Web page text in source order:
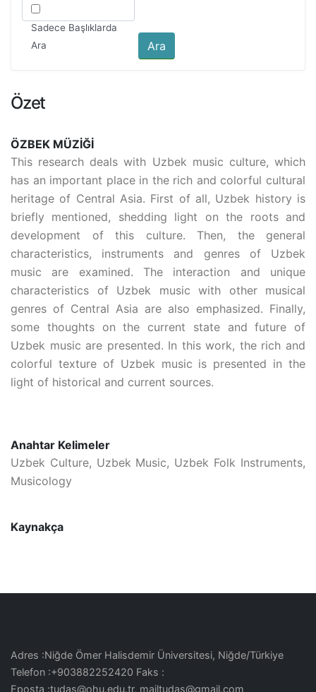
Sadece Başlıklarda
Ara
Özet
ÖZBEK MÜZİĞİ
This research deals with Uzbek music culture, which
has an important place in the rich and colorful cultural
heritage of Central Asia. First of all, Uzbek history is
briefly mentioned, shedding light on the roots and
development of this culture. Then, the general
characteristics, instruments and genres of Uzbek
music are examined. The interaction and unique
characteristics of Uzbek music with other musical
genres of Central Asia are also emphasized. Finally,
some thoughts on the current state and future of
Uzbek music are presented. In this work, the rich and
colorful texture of Uzbek music is presented in the
light of historical and current sources.
Anahtar Kelimeler
Uzbek Culture, Uzbek Music, Uzbek Folk Instruments,
Musicology
Kaynakça
Adres :Niğde Ömer Halisdemir Üniversitesi, Niğde/Türkiye
Telefon :+903882252420 Faks :
Eposta :tudas@ohu.edu.tr, mailtudas@gmail.com